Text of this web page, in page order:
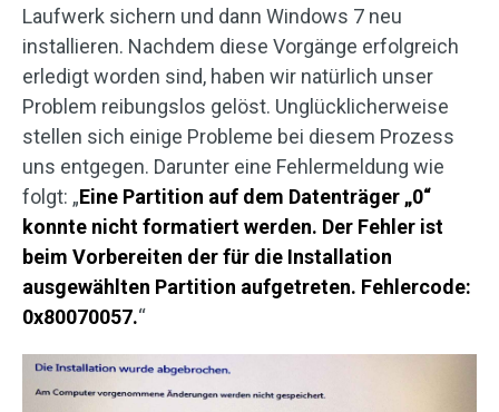
Laufwerk sichern und dann Windows 7 neu
installieren. Nachdem diese Vorgänge erfolgreich
erledigt worden sind, haben wir natürlich unser
Problem reibungslos gelöst. Unglücklicherweise
stellen sich einige Probleme bei diesem Prozess
uns entgegen. Darunter eine Fehlermeldung wie
folgt: „Eine Partition auf dem Datenträger „0“
konnte nicht formatiert werden. Der Fehler ist
beim Vorbereiten der für die Installation
ausgewählten Partition aufgetreten. Fehlercode:
0x80070057.“